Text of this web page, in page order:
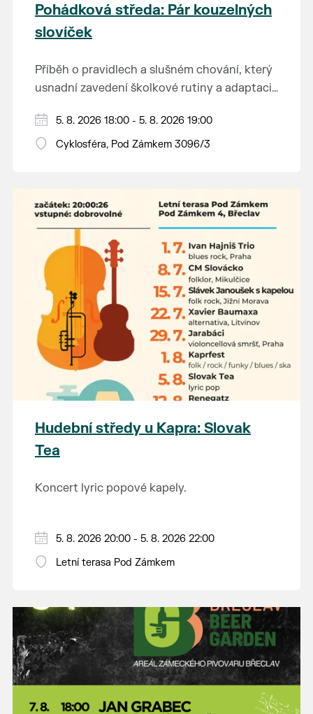
Pohádková středa: Pár kouzelných
slovíček
Příběh o pravidlech a slušném chování, který
usnadní zavedení školkové rutiny a adaptaci
Hraje se jen za příznivého počasí.
Vstupné dobrovolné.
5. 8. 2026 18:00 - 5. 8. 2026 19:00
Cyklosféra, Pod Zámkem 3096/3
Hudební středy u Kapra: Slovak
Tea
Koncert lyric popové kapely.
5. 8. 2026 20:00 - 5. 8. 2026 22:00
Letní terasa Pod Zámkem